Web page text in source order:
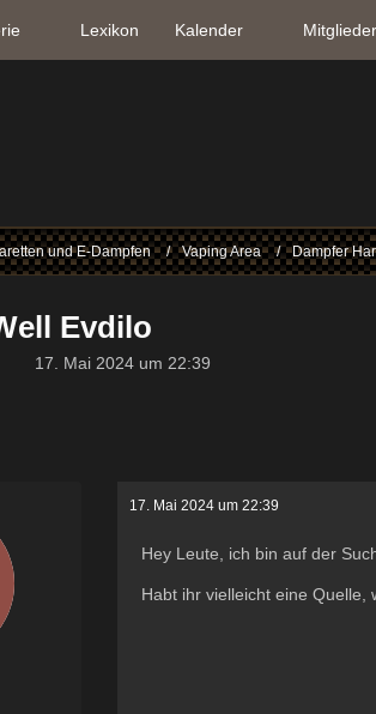
Lexikon Kalender Mitglieder
und E-Dampfen Vaping Area Dampfer
Evdilo
17. Mai 2024 um 22:39
17. Mai 2024 um 22:39
Hey Leute, ich bin auf der
Habt ihr vielleicht eine Quelle,